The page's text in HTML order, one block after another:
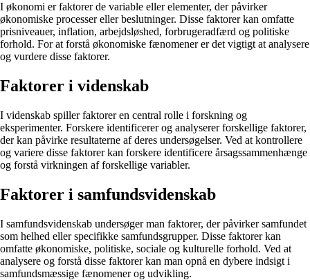
I økonomi er faktorer de variable eller elementer, der påvirker
økonomiske processer eller beslutninger. Disse faktorer kan omfatte
prisniveauer, inflation, arbejdsløshed, forbrugeradfærd og politiske
forhold. For at forstå økonomiske fænomener er det vigtigt at analysere
og vurdere disse faktorer.
Faktorer i videnskab
I videnskab spiller faktorer en central rolle i forskning og
eksperimenter. Forskere identificerer og analyserer forskellige faktorer,
der kan påvirke resultaterne af deres undersøgelser. Ved at kontrollere
og variere disse faktorer kan forskere identificere årsagssammenhænge
og forstå virkningen af forskellige variabler.
Faktorer i samfundsvidenskab
I samfundsvidenskab undersøger man faktorer, der påvirker samfundet
som helhed eller specifikke samfundsgrupper. Disse faktorer kan
omfatte økonomiske, politiske, sociale og kulturelle forhold. Ved at
analysere og forstå disse faktorer kan man opnå en dybere indsigt i
samfundsmæssige fænomener og udvikling.